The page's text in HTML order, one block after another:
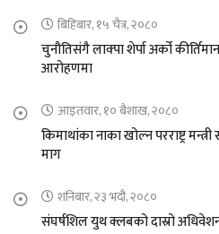
बिहिबार, १५ चैत्र, २०८०
चुनौतिसंगै लाक्पा शेर्पा अर्को
आरोहणमा
आइतवार, १० बैशाख, २०८०
किमाथांका नाका खोल्न परराष्ट्र
माग
शनिबार, २३ भदौ, २०८०
संघर्षशिल युथ क्लबको दास्रो